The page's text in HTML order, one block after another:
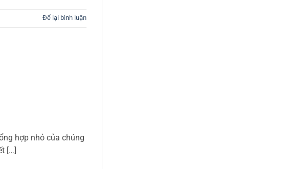
Để lại bình luận
hợp nhỏ của chúng
[…]